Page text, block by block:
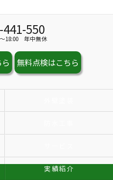
550
～18:00 年中無休
無料点検はこちら
実績紹介